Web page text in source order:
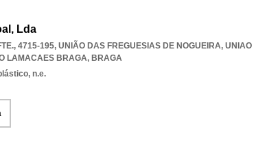
Lda
4715-195, UNIÃO DAS FREGUESIAS DE NOGUEIRA, UNIAO
LAMACAES BRAGA, BRAGA
n.e.